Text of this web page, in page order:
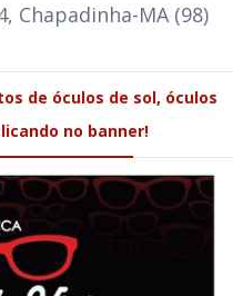
Chapadinha-MA (98)
de óculos de sol, óculos
no banner!